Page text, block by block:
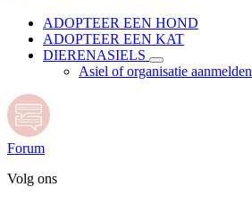
ADOPTEER EEN HOND
ADOPTEER EEN KAT
DIERENASIELS
Asiel of organisatie aanmelden
Forum
Volg ons